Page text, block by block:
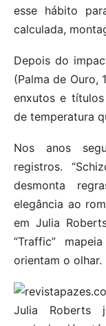
esse hábito
calculada,
Depois do
(Palma de Ouro,
enxutos e
de temperatura
Nos anos
registros.
desmonta
elegância ao
em Julia
“Traffic”
orientam o olhar.